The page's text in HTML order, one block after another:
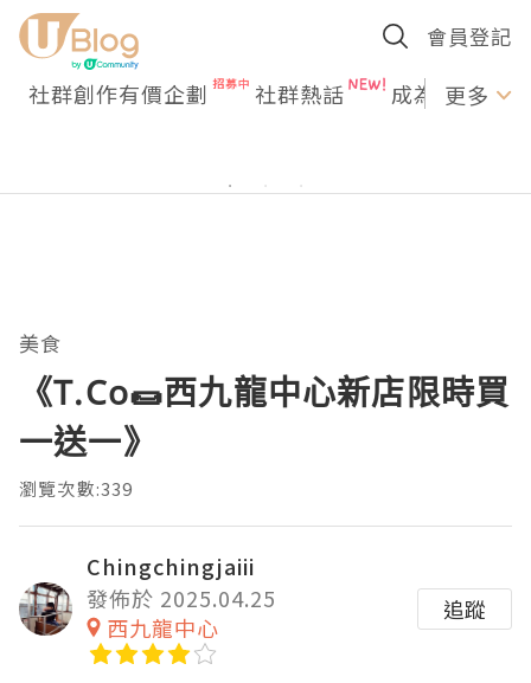
會員登記
社群創作有價企劃 社群熱話 成為U更多
美食
《T.Co🌯西九龍中心新店限時買
一送一》
瀏覽次數:339
Chingchingjaiii
發佈於 2025.04.25
西九龍中心
追蹤